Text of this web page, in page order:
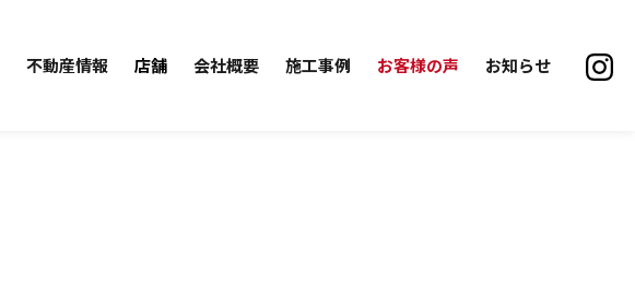
不動産情報 店舗 会社概要 施工事例 お客様の声 お知らせ